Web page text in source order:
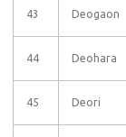
43 Deogaon
44 Deohara
45 Deori